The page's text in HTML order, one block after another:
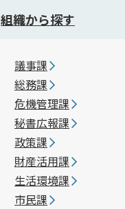
組織から探す
議事課
総務課
危機管理課
秘書広報課
政策課
財産活用課
生活環境課
市民課